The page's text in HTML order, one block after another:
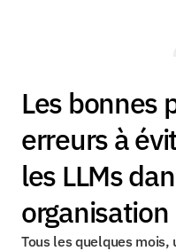
Les bonnes
erreurs à
les LLMs
organisation
Tous les quelques mois,